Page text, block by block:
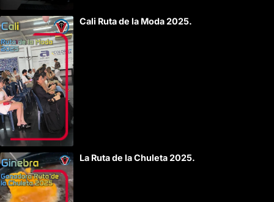
Cali Ruta de la Moda 2025.
La Ruta de la Chuleta 2025.